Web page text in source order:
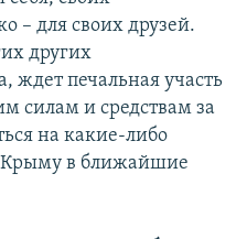
– для своих друзей.
других
печальная участь
силам и средствам за
на какие-либо
Крыму в ближайшие